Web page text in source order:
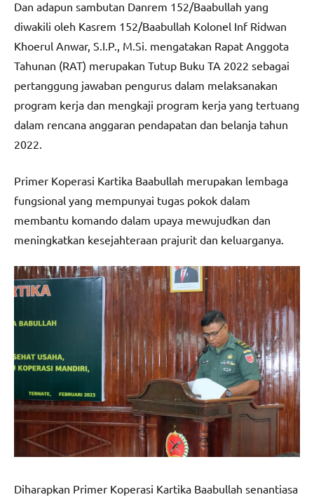
Dan adapun sambutan Danrem 152/Baabullah yang
diwakili oleh Kasrem 152/Baabullah Kolonel Inf Ridwan
Khoerul Anwar, S.I.P., M.Si. mengatakan Rapat Anggota
Tahunan (RAT) merupakan Tutup Buku TA 2022 sebagai
pertanggung jawaban pengurus dalam melaksanakan
program kerja dan mengkaji program kerja yang tertuang
dalam rencana anggaran pendapatan dan belanja tahun
2022.
Primer Koperasi Kartika Baabullah merupakan lembaga
fungsional yang mempunyai tugas pokok dalam
membantu komando dalam upaya mewujudkan dan
meningkatkan kesejahteraan prajurit dan keluarganya.
Diharapkan Primer Koperasi Kartika Baabullah senantiasa